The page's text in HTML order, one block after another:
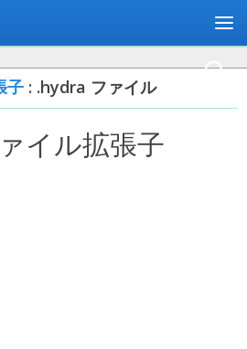
子 : .hydra ファイル
イル拡張子